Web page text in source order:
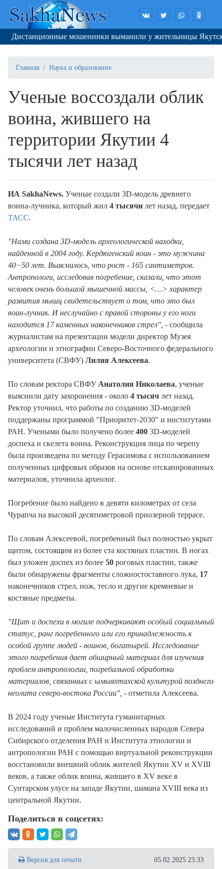
мошенники выманили у жительницы Якутска
Главная Наука и образование
Ученые воссоздали облик
воина, жившего на
территории Якутии 4
тысячи лет назад
ИА SakhaNews. Ученые создали 3D-модель древнего
воина-лучника, который жил 4 тысячи лет назад, передает
ТАСС.
"Нами создана 3D-модель археологической находки,
найденной в 2004 году. Кердюгенский воин - это мужчина
40−50 лет. Выяснилось, что рост - 165 сантиметров.
Антропологи, исследовав погребение, сказали, что этот
человек очень большой мышечной массы, <…> характер
развития мышц свидетельствует о том, что это был
воин-лучник. И неслучайно с правой стороны у его ноги
находится 17 каменных наконечников стрел", - сообщила
журналистам на презентации модели директор Музея
археологии и этнографии Северо-Восточного федерального
университета (СВФУ) Лилия Алексеева.
По словам ректора СВФУ Анатолия Николаева, ученые
выяснили дату захоронения - около 4 тысяч лет назад.
Ректор уточнил, что работы по созданию 3D-моделей
поддержаны программой "Приоритет-2030" и институтами
РАН. Учеными было получено более 400 3D-моделей
доспеха и скелета воина. Реконструкция лица по черепу
была произведена по методу Герасимова с использованием
полученных цифровых образов на основе отсканированных
материалов, уточнила археолог.
Погребение было найдено в девяти километрах от села
Чурапча на высокой десятиметровой приозерной террасе.
По словам Алексеевой, погребенный был полностью укрыт
щитом, состоящим из более ста костяных пластин. В ногах
был уложен доспех из более 50 роговых пластин, также
были обнаружены фрагменты сложностоставного лука, 17
наконечников стрел, нож, тесло и другие кремневые и
костяные предметы.
"Щит и доспехи в могиле подчеркивают особый социальный
статус, ранг погребенного или его принадлежность к
особой группе людей - воинов, богатырей. Исследование
этого погребения дает обширный материал для изучения
проблем антропологии, погребальной обработки
материалов, связанных с ымыяхтахской культурой позднего
неолита северо-востока России", - отметила Алексеева.
В 2024 году ученые Института гуманитарных
исследований и проблем малочисленных народов Севера
Сибирского отделения РАН и Института этнологии и
антропологии РАН с помощью виртуальной реконструкции
восстановили внешний облик жителей Якутии XV и XVIII
веков, а также облик воина, жившего в XV веке в
Сунтарском улусе на западе Якутии, шамана XVIII века из
центральной Якутии.
Поделиться в соцсетях:
Версия для печати 05.02.2025 23:33